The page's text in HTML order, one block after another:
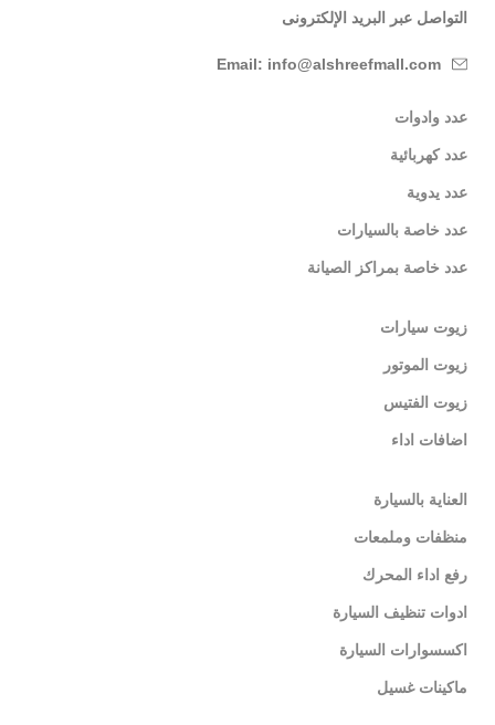
التواصل عبر البريد الإلكترونى
Email: info@alshreefmall.com
عدد وادوات
عدد كهربائية
عدد يدوية
عدد خاصة بالسيارات
عدد خاصة بمراكز الصيانة
زيوت سيارات
زيوت الموتور
زيوت الفتيس
اضافات اداء
العناية بالسيارة
منظفات وملمعات
رفع اداء المحرك
ادوات تنظيف السيارة
اكسسوارات السيارة
ماكينات غسيل